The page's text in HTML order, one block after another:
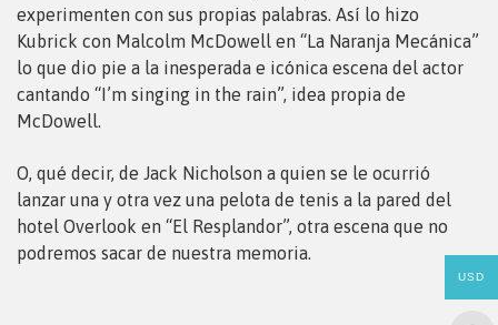
experimenten con sus propias palabras. Así lo hizo
Kubrick con Malcolm McDowell en “La Naranja Mecánica”
lo que dio pie a la inesperada e icónica escena del actor
cantando “I’m singing in the rain”, idea propia de
McDowell.
O, qué decir, de Jack Nicholson a quien se le ocurrió
lanzar una y otra vez una pelota de tenis a la pared del
hotel Overlook en “El Resplandor”, otra escena que no
podremos sacar de nuestra memoria.
USD